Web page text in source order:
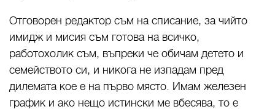
Отговорен редактор съм на списание, за чийто
имидж и мисия съм готова на всичко,
работохолик съм, въпреки че обичам детето и
семейството си, и никога не изпадам пред
дилемата кое e на първо място. Имам железен
график и ако нещо истински ме вбесява, то е